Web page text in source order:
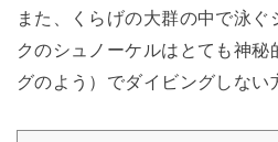
また、くらげの大群の中で泳ぐ
クのシュノーケルはとても神秘
グのよう）でダイビングしない